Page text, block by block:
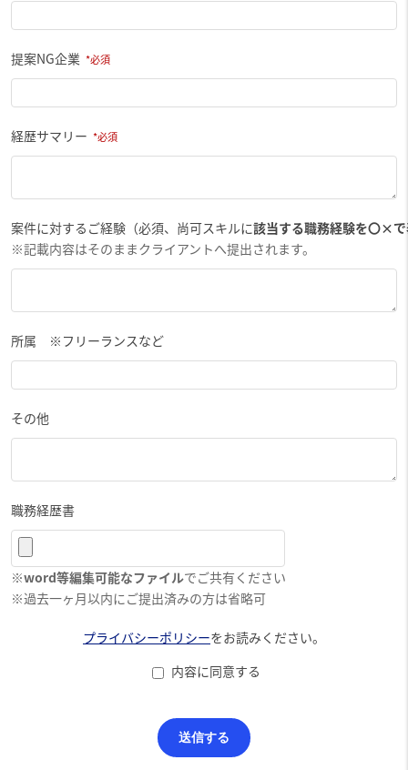
提案NG企業
経歴サマリー
案件に対するご経験（必須、尚可スキルに該当する職務経験を〇×
※記載内容はそのままクライアントへ提出されます。
所属 ※フリーランスなど
その他
職務経歴書
※word等編集可能なファイルでご共有ください
※過去一ヶ月以内にご提出済みの方は省略可
プライバシーポリシーをお読みください。
内容に同意する